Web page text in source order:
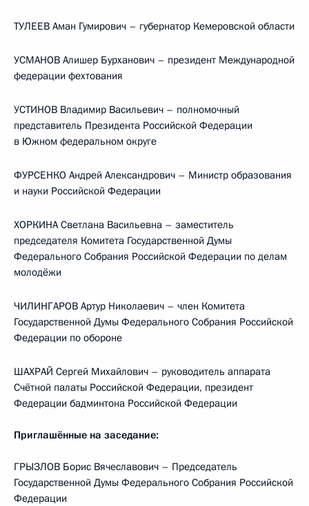
ТУЛЕЕВ Аман Гумирович – губернатор Кемеровской области
УСМАНОВ Алишер Бурханович – президент Международной
федерации фехтования
УСТИНОВ Владимир Васильевич – полномочный
представитель Президента Российской Федерации
в Южном федеральном округе
ФУРСЕНКО Андрей Александрович – Министр образования
и науки Российской Федерации
ХОРКИНА Светлана Васильевна – заместитель
председателя Комитета Государственной Думы
Федерального Собрания Российской Федерации по делам
молодёжи
ЧИЛИНГАРОВ Артур Николаевич – член Комитета
Государственной Думы Федерального Собрания Российской
Федерации по обороне
ШАХРАЙ Сергей Михайлович – руководитель аппарата
Счётной палаты Российской Федерации, президент
Федерации бадминтона Российской Федерации
Приглашённые на заседание:
ГРЫЗЛОВ Борис Вячеславович – Председатель
Государственной Думы Федерального Собрания Российской
Федерации